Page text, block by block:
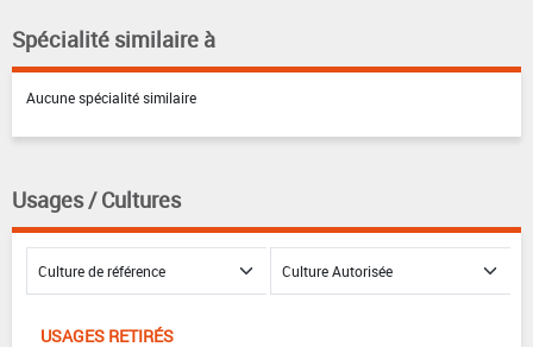
Spécialité similaire à
Aucune spécialité similaire
Usages / Cultures
USAGES RETIRÉS